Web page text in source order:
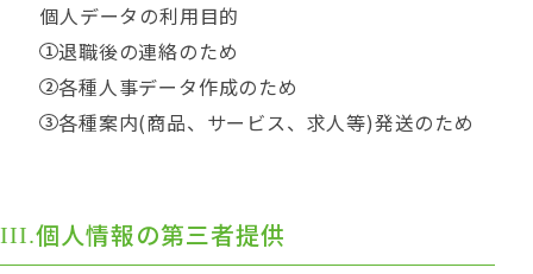
個人データの利用目的
退職後の連絡のため
各種人事データ作成のため
各種案内(商品、サービス、求人等)発送のため
個人情報の第三者提供